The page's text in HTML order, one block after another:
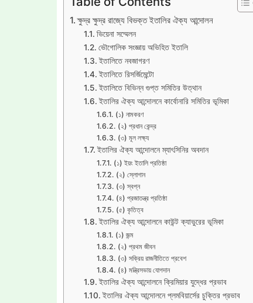
ক্ষুদ্র ক্ষুদ্র রাজ্যে বিভক্ত ইতালির ঐক্য আন্দোলন
ভিয়েনা সম্মেলন
ভৌগোলিক সংজ্ঞায় অভিহিত ইতালি
ইতালিতে নবজাগরণ
ইতালিতে রিসর্জিমেন্টো
ইতালিতে বিভিন্ন গুপ্ত সমিতির উত্থান
ইতালির ঐক্য আন্দোলনে কার্বোনারি সমিতির ভূমিকা
(১) নামকরণ
(২) প্রধান কেন্দ্র
(৩) মূল লক্ষ্য
ইতালির ঐক্য আন্দোলনে ম্যাৎসিনির অবদান
(১) ইয়ং ইতালি প্রতিষ্ঠা
(২) স্লোগান
(৩) স্বপ্ন
(৪) প্রজাতন্ত্র প্রতিষ্ঠা
(৫) কৃতিত্ব
ইতালির ঐক্য আন্দোলনে কাউন্ট ক্যাভুরের ভূমিকা
(১) জন্ম
(২) প্রথম জীবন
(৩) সক্রিয় রাজনীতিতে প্রবেশ
(৪) মন্ত্রিসভায় যোগদান
ইতালির ঐক্য আন্দোলনে ক্রিমিয়ার যুদ্ধের প্রভাব
ইতালির ঐক্য আন্দোলনে প্লমবিয়ার্সের চুক্তির প্রভাব